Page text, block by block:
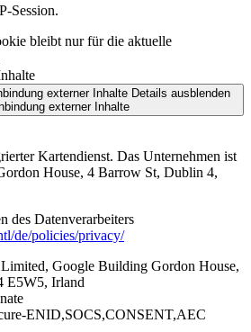
Session.
bleibt nur für die aktuelle
externer Inhalte Details ausblenden
externer Inhalte
Kartendienst. Das Unternehmen ist
House, 4 Barrow St, Dublin 4,
des Datenverarbeiters
de/policies/privacy/
Google Building Gordon House,
E5W5, Irland
ENID,SOCS,CONSENT,AEC